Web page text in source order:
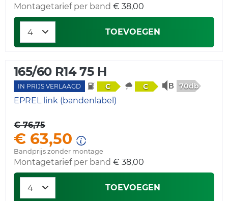
Montagetarief per band € 38,00
TOEVOEGEN
165/60 R14 75 H
IN PRIJS VERLAAGD C C 70db
EPREL link (bandenlabel)
€ 76,75
€ 63,50
Bandprijs zonder montage
Montagetarief per band € 38,00
TOEVOEGEN